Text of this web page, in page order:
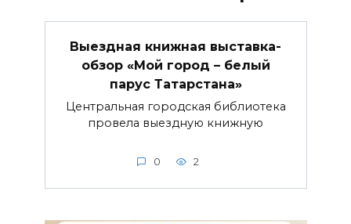
Выездная книжная выставка-
обзор «Мой город – белый
парус Татарстана»
Центральная городская библиотека
провела выездную книжную
0 2